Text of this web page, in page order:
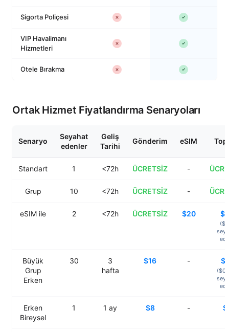
Sigorta Poliçesi
VIP Havalimanı
Hizmetleri
Otele Bırakma
Ortak Hizmet Fiyatlandırma Senaryoları
Senaryo
Seyahat
edenler
Geliş
Tarihi
Gönderim eSIM
Standart 1 <72h ÜCRETSİZ -
Grup 10 <72h ÜCRETSİZ -
eSIM ile 2 <72h ÜCRETSİZ $20
Büyük
Grup
Erken
30
3
hafta
$16 -
Erken
Bireysel
1 1 ay $8 -